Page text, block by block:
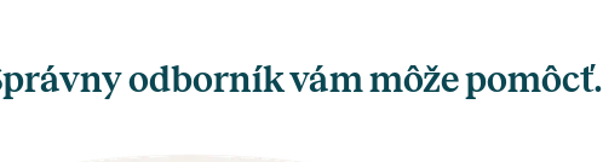
odborník vám môže pomôcť.